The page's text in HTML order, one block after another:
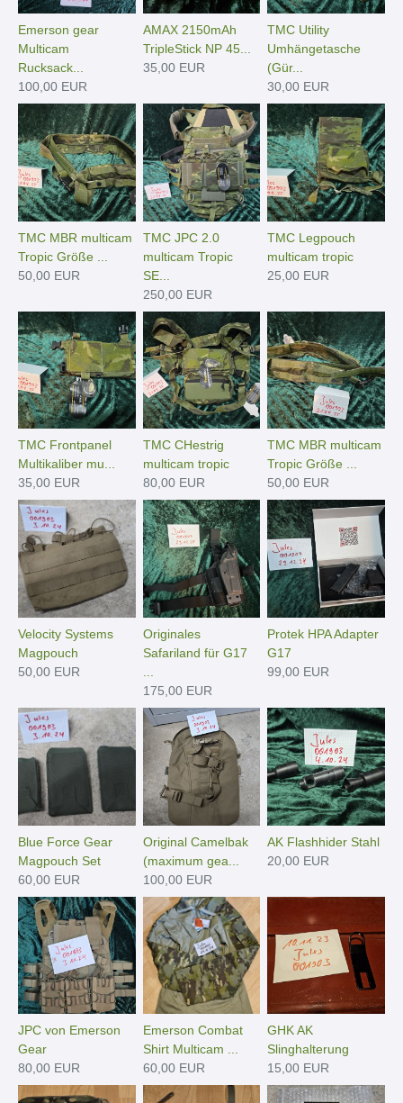
Emerson gear
Multicam
Rucksack...
100,00 EUR
AMAX 2150mAh
TripleStick NP 45...
35,00 EUR
TMC Utility
Umhängetasche
(Gür...
30,00 EUR
TMC MBR multicam
Tropic Größe ...
50,00 EUR
TMC JPC 2.0
multicam Tropic
SE...
250,00 EUR
TMC Legpouch
multicam tropic
25,00 EUR
TMC Frontpanel
Multikaliber mu...
35,00 EUR
TMC CHestrig
multicam tropic
80,00 EUR
TMC MBR multicam
Tropic Größe ...
50,00 EUR
Velocity Systems
Magpouch
50,00 EUR
Originales
Safariland für G17
175,00 EUR
Protek HPA Adapter
G17
99,00 EUR
Blue Force Gear
Magpouch Set
60,00 EUR
Original Camelbak
(maximum gea...
100,00 EUR
AK Flashhider Stahl
20,00 EUR
JPC von Emerson
Gear
80,00 EUR
Emerson Combat
Shirt Multicam ...
60,00 EUR
GHK AK
Slinghalterung
15,00 EUR